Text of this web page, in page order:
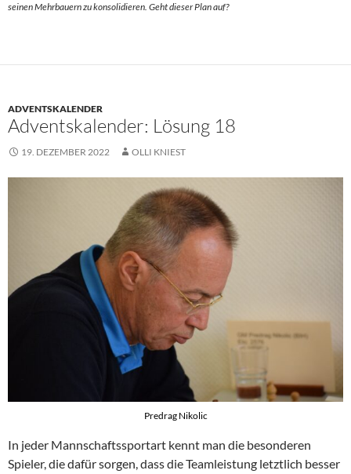
seinen Mehrbauern zu konsolidieren. Geht dieser Plan auf?
ADVENTSKALENDER
Adventskalender: Lösung 18
19. DEZEMBER 2022 OLLI KNIEST
Predrag Nikolic
In jeder Mannschaftssportart kennt man die besonderen
Spieler, die dafür sorgen, dass die Teamleistung letztlich besser